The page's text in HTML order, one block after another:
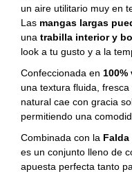
un aire utilitario muy en
Las mangas largas
una trabilla interior y
look a tu gusto y a la
Confeccionada en
una textura fluida,
natural cae con gracia
permitiendo una
Combinada con la Falda
es un conjunto lleno de
apuesta perfecta tanto